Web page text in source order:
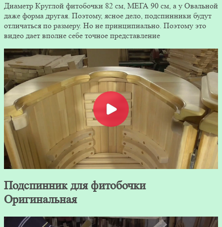
Диаметр Круглой фитобочки 82 см, МЕГА 90 см, а у Овальной
даже форма другая. Поэтому, ясное дело, подспинники будут
отличаться по размеру. Но не принципиально. Поэтому это
видео дает вполне себе точное представление
Подспинник для фитобочки
Оригинальная